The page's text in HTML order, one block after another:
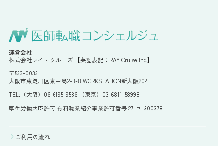
運営会社
株式会社レイ・クルーズ 【英語表記：RAY Cruise Inc.】
〒533-0033
大阪市東淀川区東中島2-8-8 WORKSTATION新大阪202
TEL:（大阪）06-6195-9586 （東京）03-6811-58998
厚生労働大臣許可 有料職業紹介事業許可番号 27-ユ-300378
ご利用の流れ